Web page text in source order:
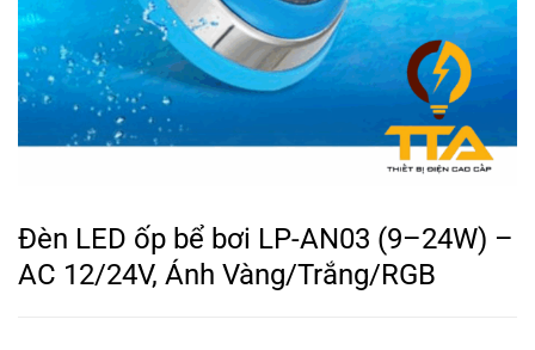
Đèn LED ốp bể bơi LP-AN03 (9–24W) –
AC 12/24V, Ánh Vàng/Trắng/RGB